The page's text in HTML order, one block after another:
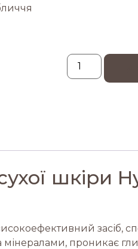
шкіри
засіб,
мінералами, проникає